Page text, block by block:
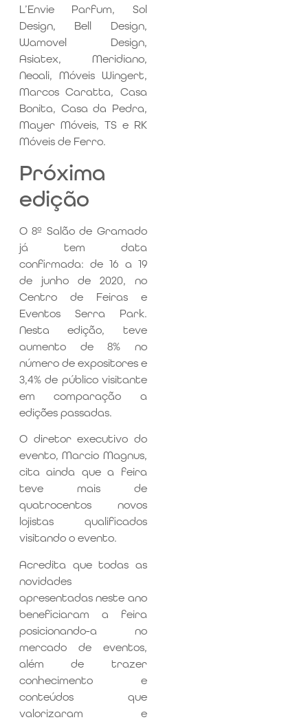
L’Envie Parfum, Sol
Design, Bell Design,
Wamovel Design,
Asiatex, Meridiano,
Neoali, Móveis Wingert,
Marcos Caratta, Casa
Bonita, Casa da Pedra,
Mayer Móveis, TS e RK
Móveis de Ferro.
Próxima
edição
O 8º Salão de Gramado
já tem data
confirmada: de 16 a 19
de junho de 2020, no
Centro de Feiras e
Eventos Serra Park.
Nesta edição, teve
aumento de 8% no
número de expositores e
3,4% de público visitante
em comparação a
edições passadas.
O diretor executivo do
evento, Marcio Magnus,
cita ainda que a feira
teve mais de
quatrocentos novos
lojistas qualificados
visitando o evento.
Acredita que todas as
novidades
apresentadas neste ano
beneficiaram a feira
posicionando-a no
mercado de eventos,
além de trazer
conhecimento e
conteúdos que
valorizaram e